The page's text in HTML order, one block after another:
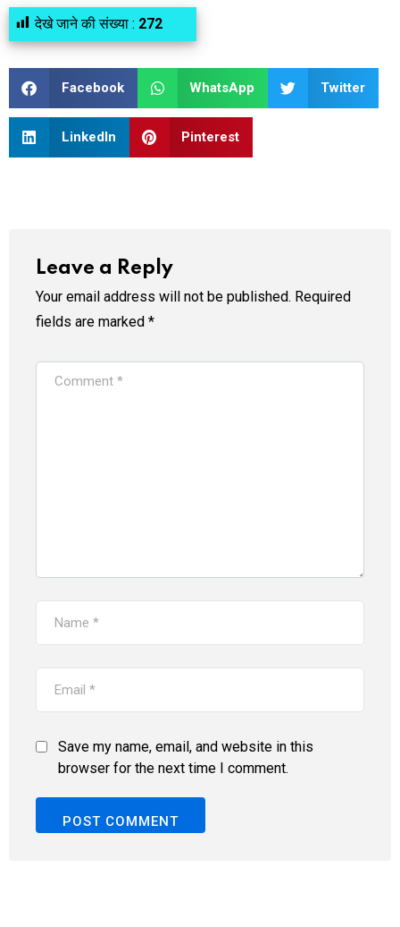
देखे जाने की संख्या : 272
Facebook WhatsApp Twitter
LinkedIn Pinterest
Leave a Reply
Your email address will not be published. Required
fields are marked *
Save my name, email, and website in this
browser for the next time I comment.